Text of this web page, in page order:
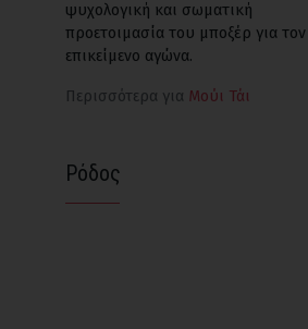
ψυχολογική και σωματική
προετοιμασία του μποξέρ για τον
επικείμενο αγώνα.
Περισσότερα για Μούι Τάι
Ρόδος